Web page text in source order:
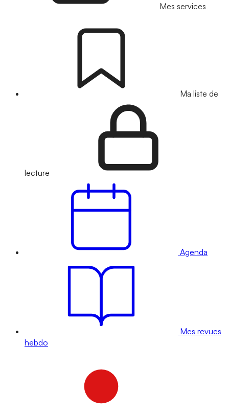
Mes services
Ma liste de
lecture
Agenda
Mes revues
hebdo